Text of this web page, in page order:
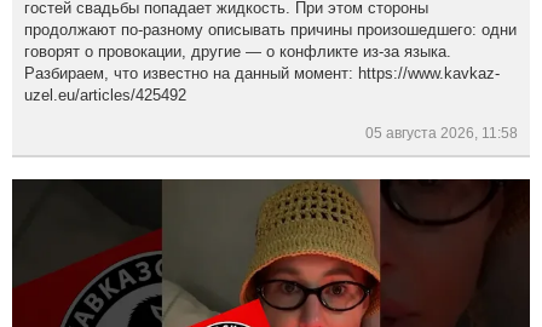
гостей свадьбы попадает жидкость. При этом стороны
продолжают по-разному описывать причины произошедшего: одни
говорят о провокации, другие — о конфликте из-за языка.
Разбираем, что известно на данный момент: https://www.kavkaz-
uzel.eu/articles/425492
05 августа 2026, 11:58